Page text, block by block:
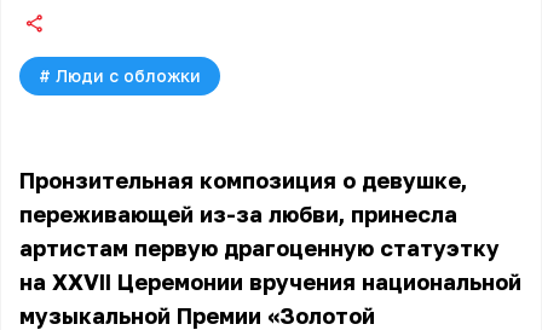
# Люди с обложки
Пронзительная композиция о девушке,
переживающей из-за любви, принесла
артистам первую драгоценную статуэтку
на XXVII Церемонии вручения национальной
музыкальной Премии «Золотой